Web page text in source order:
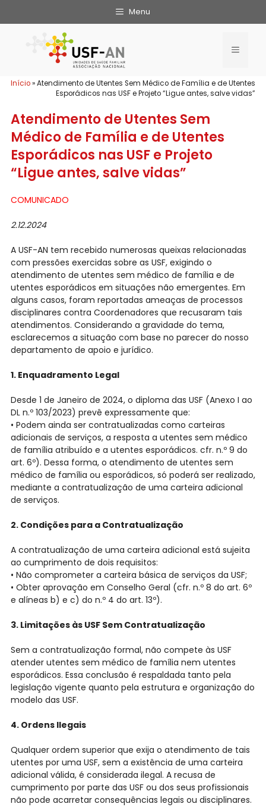
Menu
Início»Atendimento de Utentes Sem Médico de Família e de Utentes
Esporádicos nas USF e Projeto “Ligue antes, salve vidas”
Atendimento de Utentes Sem
Médico de Família e de Utentes
Esporádicos nas USF e Projeto
“Ligue antes, salve vidas”
COMUNICADO
2.12.2024
A USF-AN tem recebido numerosas queixas relacionadas
com pressões exercidas sobre as USF, exigindo o
atendimento de utentes sem médico de família e de
utentes esporádicos em situações não emergentes. Em
alguns casos, foram reportadas ameaças de processos
disciplinares contra Coordenadores que recusaram tais
atendimentos. Considerando a gravidade do tema,
esclarecemos a situação com base no parecer do nosso
departamento de apoio e jurídico.
1. Enquadramento Legal
Desde 1 de Janeiro de 2024, o diploma das USF (Anexo I ao
DL n.º 103/2023) prevê expressamente que:
• Podem ainda ser contratualizadas como carteiras
adicionais de serviços, a resposta a utentes sem médico
de família atribuído e a utentes esporádicos. cfr. n.º 9 do
art. 6º). Dessa forma, o atendimento de utentes sem
médico de família ou esporádicos, só poderá ser realizado,
mediante a contratualização de uma carteira adicional
de serviços.
2. Condições para a Contratualização
A contratualização de uma carteira adicional está sujeita
ao cumprimento de dois requisitos:
• Não comprometer a carteira básica de serviços da USF;
• Obter aprovação em Conselho Geral (cfr. n.º 8 do art. 6º
e alíneas b) e c) do n.º 4 do art. 13º).
3. Limitações às USF Sem Contratualização
Sem a contratualização formal, não compete às USF
atender utentes sem médico de família nem utentes
esporádicos. Essa conclusão é respaldada tanto pela
legislação vigente quanto pela estrutura e organização do
modelo das USF.
4. Ordens Ilegais
Qualquer ordem superior que exija o atendimento de tais
utentes por uma USF, sem a existência de uma carteira
adicional válida, é considerada ilegal. A recusa de
cumprimento por parte das USF ou dos seus profissionais
não pode acarretar consequências legais ou disciplinares.